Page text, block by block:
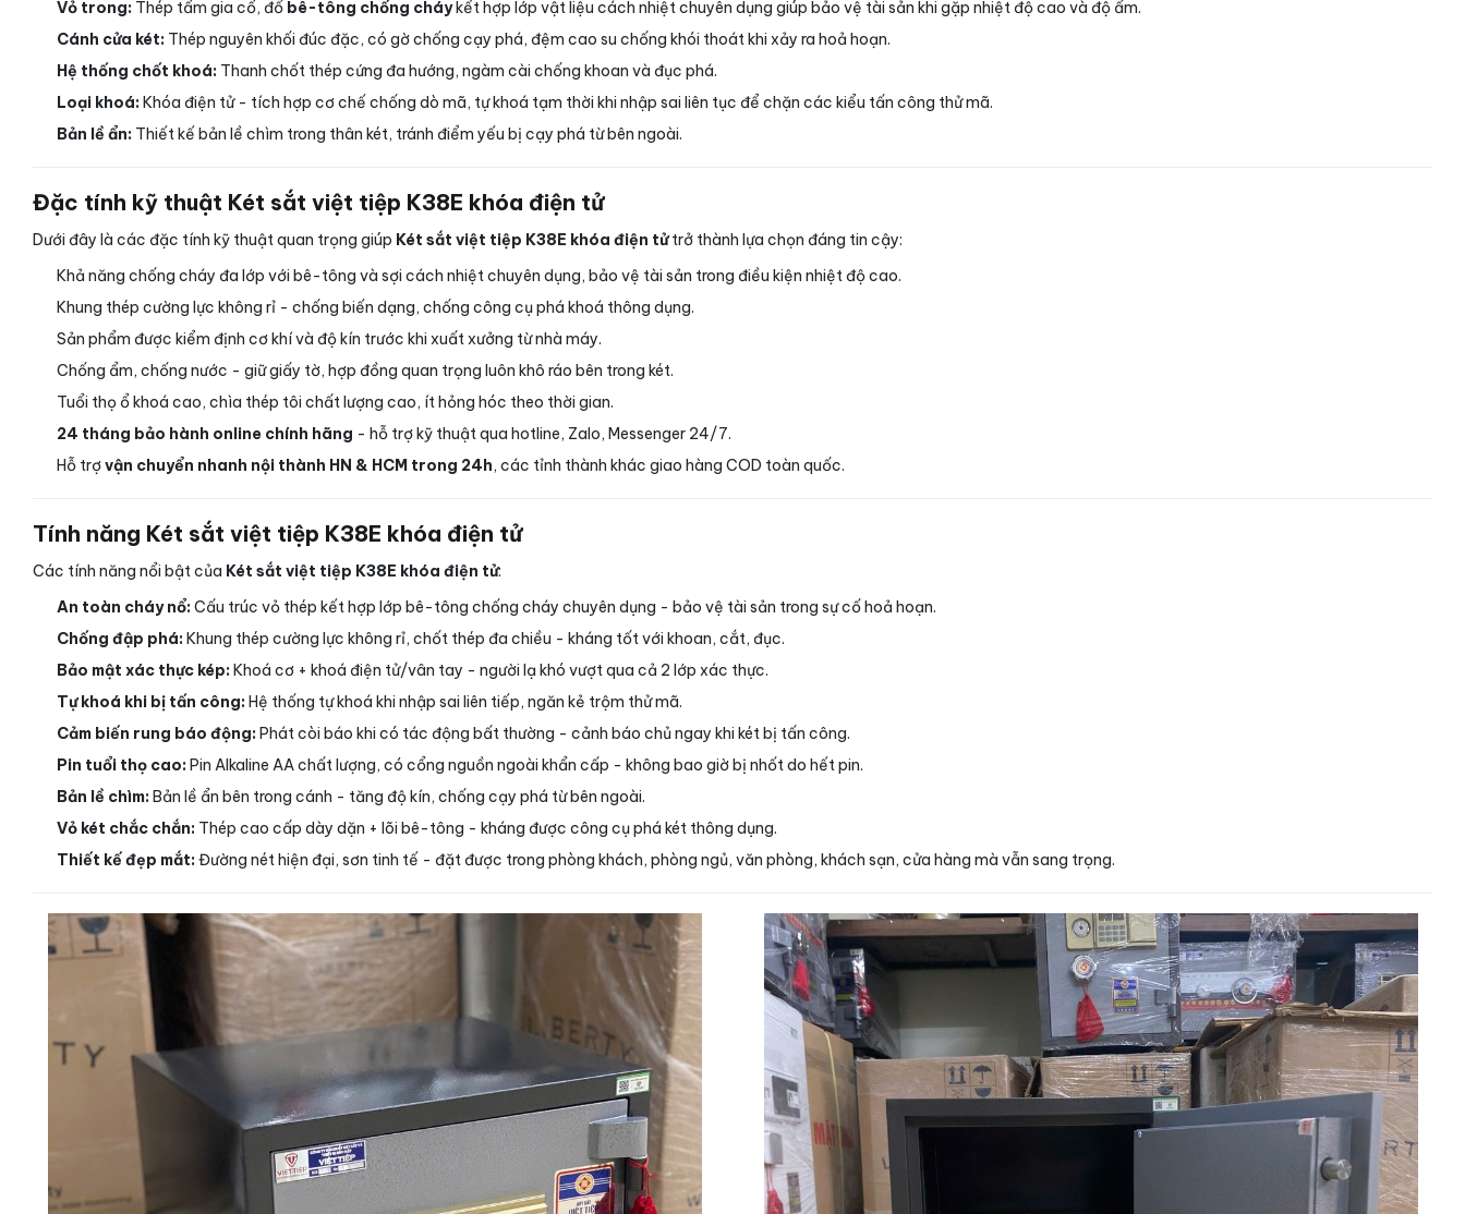
Vỏ trong: Thép tấm gia cố, đổ bê-tông chống cháykết hợp lớp vật liệu cách nhiệt chuyên dụng giúp bảo vệ tài sản khi gặp nhiệt độ cao và độ ẩm.
Cánh cửa két: Thép nguyên khối đúc đặc, có gờ chống cạy phá, đệm cao su chống khói thoát khi xảy ra hoả hoạn.
Hệ thống chốt khoá: Thanh chốt thép cứng đa hướng, ngàm cài chống khoan và đục phá.
Loại khoá: Khóa điện tử - tích hợp cơ chế chống dò mã, tự khoá tạm thời khi nhập sai liên tục để chặn các kiểu tấn công thử mã.
Bản lề ẩn: Thiết kế bản lề chìm trong thân két, tránh điểm yếu bị cạy phá từ bên ngoài.
Đặc tính kỹ thuật Két sắt việt tiệp K38E khóa điện tử
Dưới đây là các đặc tính kỹ thuật quan trọng giúp Két sắt việt tiệp K38E khóa điện tửtrở thành lựa chọn đáng tin cậy:
Khả năng chống cháy đa lớp với bê-tông và sợi cách nhiệt chuyên dụng, bảo vệ tài sản trong điều kiện nhiệt độ cao.
Khung thép cường lực không rỉ - chống biến dạng, chống công cụ phá khoá thông dụng.
Sản phẩm được kiểm định cơ khí và độ kín trước khi xuất xưởng từ nhà máy.
Chống ẩm, chống nước - giữ giấy tờ, hợp đồng quan trọng luôn khô ráo bên trong két.
Tuổi thọ ổ khoá cao, chìa thép tôi chất lượng cao, ít hỏng hóc theo thời gian.
24 tháng bảo hành online chính hãng - hỗ trợ kỹ thuật qua hotline, Zalo, Messenger 24/7.
Hỗ trợvận chuyển nhanh nội thành HN & HCM trong 24h, các tỉnh thành khác giao hàng COD toàn quốc.
Tính năng Két sắt việt tiệp K38E khóa điện tử
Các tính năng nổi bật của Két sắt việt tiệp K38E khóa điện tử:
An toàn cháy nổ: Cấu trúc vỏ thép kết hợp lớp bê-tông chống cháy chuyên dụng - bảo vệ tài sản trong sự cố hoả hoạn.
Chống đập phá: Khung thép cường lực không rỉ, chốt thép đa chiều - kháng tốt với khoan, cắt, đục.
Bảo mật xác thực kép: Khoá cơ + khoá điện tử/vân tay - người lạ khó vượt qua cả 2 lớp xác thực.
Tự khoá khi bị tấn công: Hệ thống tự khoá khi nhập sai liên tiếp, ngăn kẻ trộm thử mã.
Cảm biến rung báo động: Phát còi báo khi có tác động bất thường - cảnh báo chủ ngay khi két bị tấn công.
Pin tuổi thọ cao: Pin Alkaline AA chất lượng, có cổng nguồn ngoài khẩn cấp - không bao giờ bị nhốt do hết pin.
Bản lề chìm: Bản lề ẩn bên trong cánh - tăng độ kín, chống cạy phá từ bên ngoài.
Vỏ két chắc chắn: Thép cao cấp dày dặn + lõi bê-tông - kháng được công cụ phá két thông dụng.
Thiết kế đẹp mắt: Đường nét hiện đại, sơn tinh tế - đặt được trong phòng khách, phòng ngủ, văn phòng, khách sạn, cửa hàng mà vẫn sang trọng.